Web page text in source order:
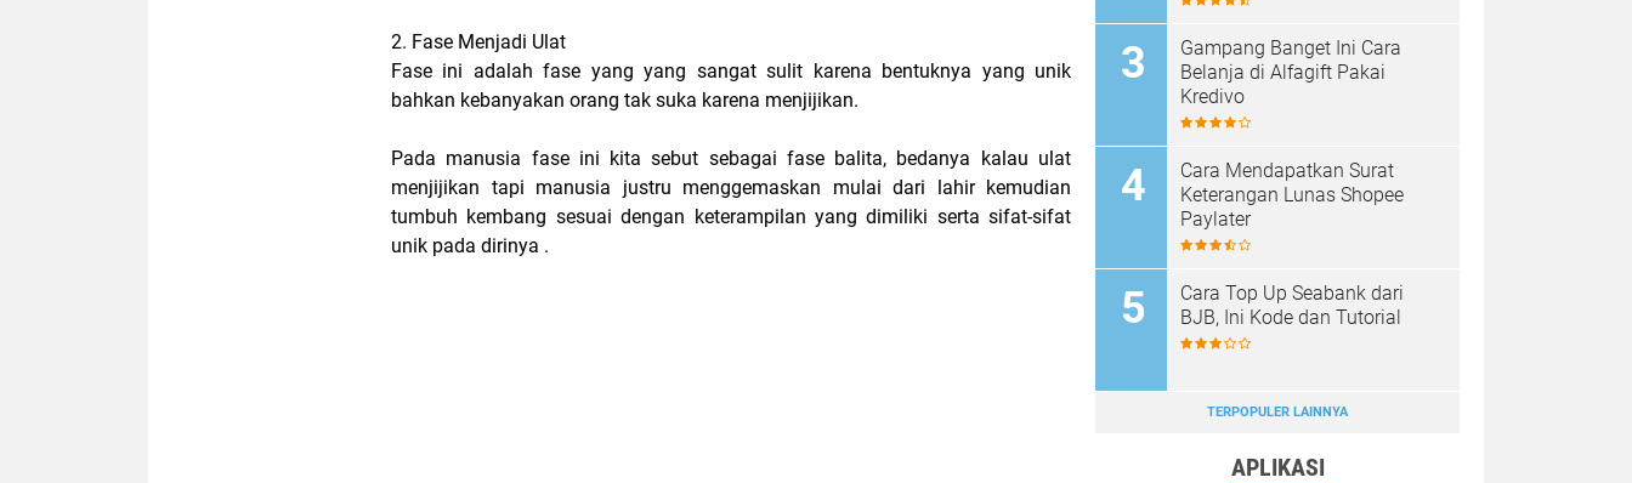
2. Fase Menjadi Ulat
Fase ini adalah fase yang yang sangat sulit karena bentuknya yang unik
bahkan kebanyakan orang tak suka karena menjijikan.
Pada manusia fase ini kita sebut sebagai fase balita, bedanya kalau ulat
menjijikan tapi manusia justru menggemaskan mulai dari lahir kemudian
tumbuh kembang sesuai dengan keterampilan yang dimiliki serta sifat-sifat
unik pada dirinya .
Gampang Banget Ini Cara
Belanja di Alfagift Pakai
Kredivo
Cara Mendapatkan Surat
Keterangan Lunas Shopee
Paylater
Cara Top Up Seabank dari
BJB, Ini Kode dan Tutorial
TERPOPULER LAINNYA
APLIKASI